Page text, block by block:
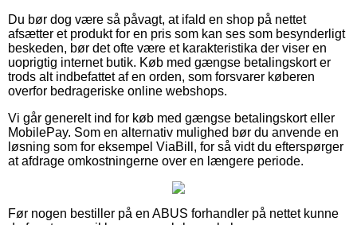
Du bør dog være så påvagt, at ifald en shop på nettet
afsætter et produkt for en pris som kan ses som besynderligt
beskeden, bør det ofte være et karakteristika der viser en
uoprigtig internet butik. Køb med gængse betalingskort er
trods alt indbefattet af en orden, som forsvarer køberen
overfor bedrageriske online webshops.
Vi går generelt ind for køb med gængse betalingskort eller
MobilePay. Som en alternativ mulighed bør du anvende en
løsning som for eksempel ViaBill, for så vidt du efterspørger
at afdrage omkostningerne over en længere periode.
Før nogen bestiller på en ABUS forhandler på nettet kunne